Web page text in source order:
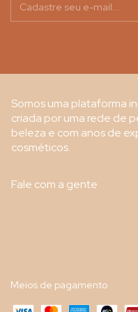
Somos uma plataforma
criada por uma rede de
beleza e com anos de
cosméticos.
Fale com a gente
Meios de pagamento